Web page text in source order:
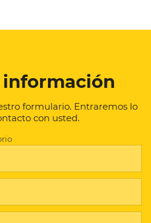
formulario. Entraremos lo
con usted.